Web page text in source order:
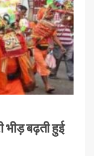
भीड़ बढ़ती हुई